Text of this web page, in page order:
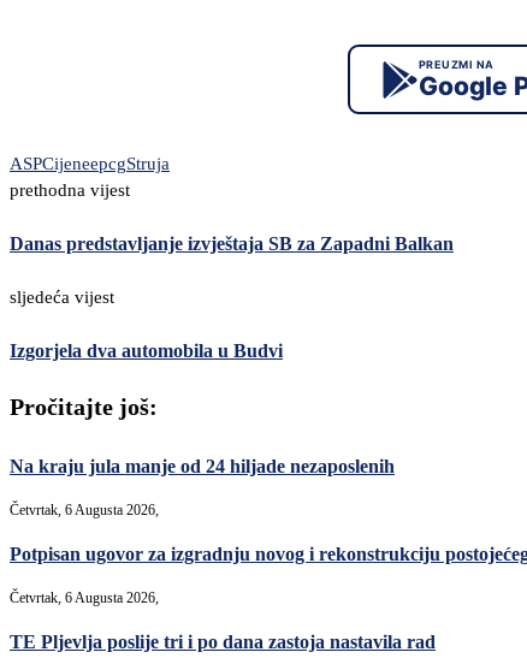
PREUZMI NA
Google
ASPCijeneepcgStruja
prethodna vijest
Danas predstavljanje izvještaja SB za Zapadni Balkan
sljedeća vijest
Izgorjela dva automobila u Budvi
Pročitajte još:
Na kraju jula manje od 24 hiljade nezaposlenih
Četvrtak, 6 Augusta 2026,
Potpisan ugovor za izgradnju novog i rekonstrukciju
Četvrtak, 6 Augusta 2026,
TE Pljevlja poslije tri i po dana zastoja nastavila rad